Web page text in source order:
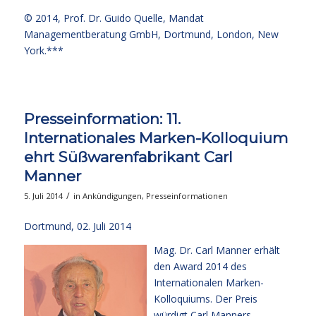
© 2014, Prof. Dr. Guido Quelle, Mandat
Managementberatung GmbH, Dortmund, London, New
York.***
Presseinformation: 11.
Internationales Marken-Kolloquium
ehrt Süßwarenfabrikant Carl
Manner
5. Juli 2014 / in Ankündigungen, Presseinformationen
Dortmund, 02. Juli 2014
Mag. Dr. Carl Manner erhält
den Award 2014 des
Internationalen Marken-
Kolloquiums. Der Preis